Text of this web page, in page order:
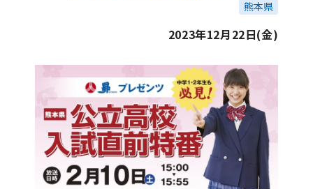
熊本県
2023年12月22日(金)